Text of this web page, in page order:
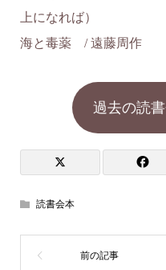
上になれば）
海と毒薬 / 遠
過去の読
読書会本